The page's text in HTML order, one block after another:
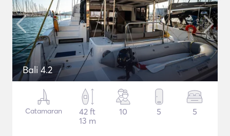
Bali 4.2
Catamaran
42 ft
13 m
10 5 5